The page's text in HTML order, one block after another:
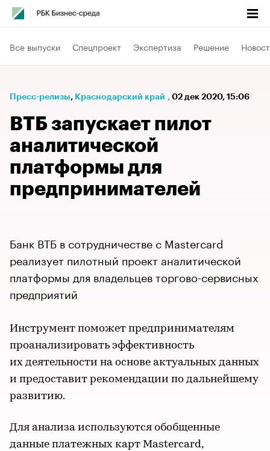
Все выпуски Спецпроект Экспертиза Решение
Пресс-релизы⁠, Краснодарский край , 02 дек 2020, 15:06
ВТБ запускает пилот
аналитической
платформы для
предпринимателей
Банк ВТБ в сотрудничестве с Masterсard
реализует пилотный проект аналитической
платформы для владельцев торгово-сервисных
предприятий
Инструмент поможет предпринимателям
проанализировать эффективность
их деятельности на основе актуальных данных
и предоставит рекомендации по дальнейшему
развитию.
Для анализа используются обобщенные
данные платежных карт Mastercard,